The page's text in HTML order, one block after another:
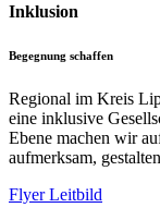
Inklusion
Begegnung schaffen
Regional im Kreis
eine inklusive
Ebene machen wir
aufmerksam,
Flyer Leitbild